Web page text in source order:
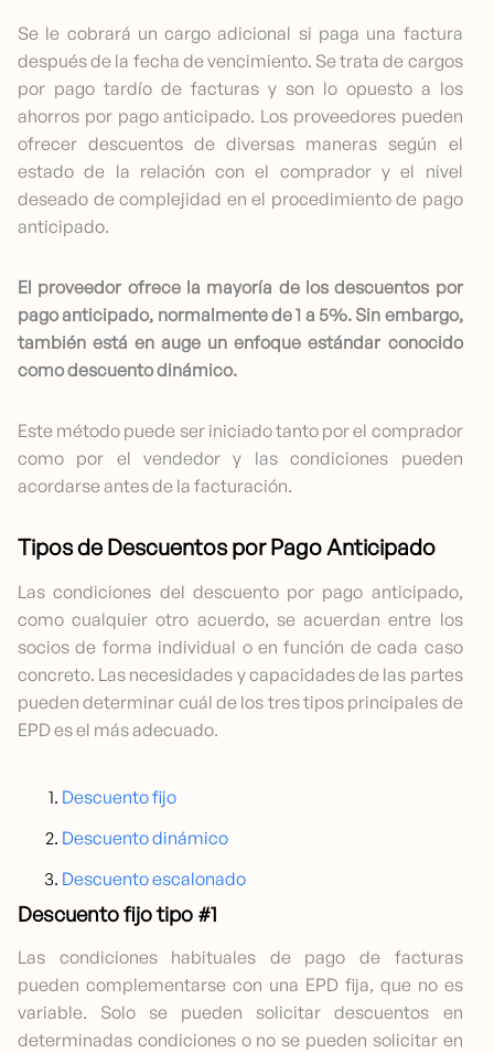
Se le cobrará un cargo adicional si paga una factura
después de la fecha de vencimiento. Se trata de cargos
por pago tardío de facturas y son lo opuesto a los
ahorros por pago anticipado. Los proveedores pueden
ofrecer descuentos de diversas maneras según el
estado de la relación con el comprador y el nivel
deseado de complejidad en el procedimiento de pago
anticipado.
El proveedor ofrece la mayoría de los descuentos por
pago anticipado, normalmente de 1 a 5%. Sin embargo,
también está en auge un enfoque estándar conocido
como descuento dinámico.
Este método puede ser iniciado tanto por el comprador
como por el vendedor y las condiciones pueden
acordarse antes de la facturación.
Tipos de Descuentos por Pago Anticipado
Las condiciones del descuento por pago anticipado,
como cualquier otro acuerdo, se acuerdan entre los
socios de forma individual o en función de cada caso
concreto. Las necesidades y capacidades de las partes
pueden determinar cuál de los tres tipos principales de
EPD es el más adecuado.
Descuento fijo
Descuento dinámico
Descuento escalonado
Descuento fijo tipo #1
Las condiciones habituales de pago de facturas
pueden complementarse con una EPD fija, que no es
variable. Solo se pueden solicitar descuentos en
determinadas condiciones o no se pueden solicitar en